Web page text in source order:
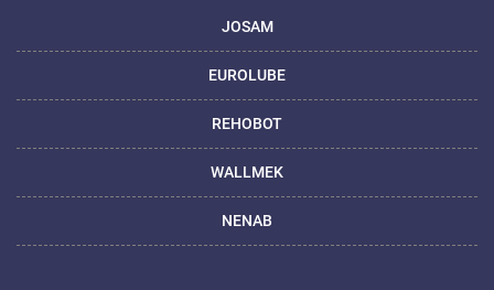
JOSAM
EUROLUBE
REHOBOT
WALLMEK
NENAB